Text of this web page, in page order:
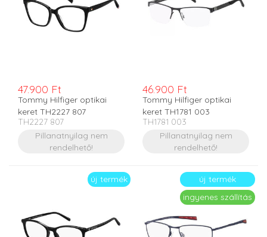
47.900 Ft
Tommy Hilfiger optikai
keret TH2227 807
TH2227 807
Pillanatnyilag nem
rendelhető!
46.900 Ft
Tommy Hilfiger optikai
keret TH1781 003
TH1781 003
Pillanatnyilag nem
rendelhető!
új termék
új termék
ingyenes szállítás